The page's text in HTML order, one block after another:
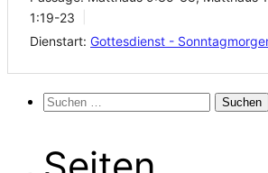
1:19-23
Dienstart: Gottesdienst -
Suchen